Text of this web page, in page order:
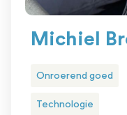
Michiel
Onroerend goed
Technologie